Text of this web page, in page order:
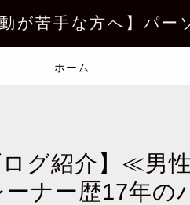
動が苦手な方へ】パ
ホーム
ログ紹介】≪男
ナー歴17年の